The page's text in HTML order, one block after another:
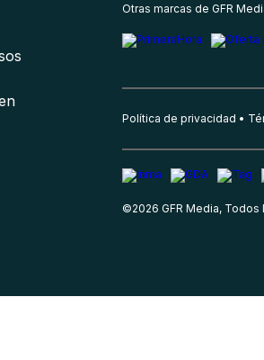
Otras marcas de GFR
Política de privacidad
©2026 GFR Media,